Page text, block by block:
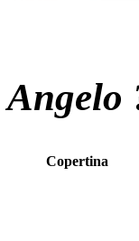
Angelo
Copertina